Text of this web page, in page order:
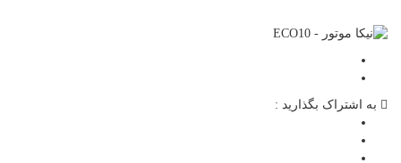
به اشتراک بگذارید :